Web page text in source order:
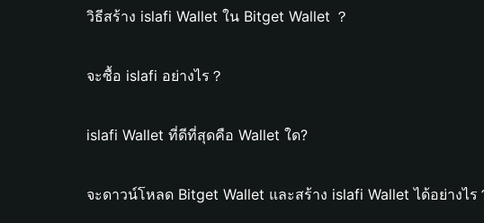
วิธีสร้าง islafi Wallet ใน Bitget Wallet ？
จะซื้อ islafi อย่างไร？
islafi Wallet ที่ดีที่สุดคือ Wallet ใด?
จะดาวน์โหลด Bitget Wallet และสร้าง islafi Wallet ได้อย่างไร